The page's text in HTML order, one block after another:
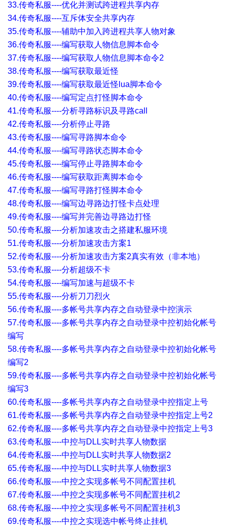
33.传奇私服----优化并测试跨进程共享内存
34.传奇私服----互斥体安全共享内存
35.传奇私服----辅助中加入跨进程共享人物对象
36.传奇私服----编写获取人物信息脚本命令
37.传奇私服----编写获取人物信息脚本命令2
38.传奇私服----编写获取最近怪
39.传奇私服----编写获取最近怪lua脚本命令
40.传奇私服----编写定点打怪脚本命令
41.传奇私服----分析寻路标识及寻路call
42.传奇私服----分析停止寻路
43.传奇私服----编写寻路脚本命令
44.传奇私服----编写寻路状态脚本命令
45.传奇私服----编写停止寻路脚本命令
46.传奇私服----编写获取距离脚本命令
47.传奇私服----编写寻路打怪脚本命令
48.传奇私服----编写边寻路边打怪卡点处理
49.传奇私服----编写并完善边寻路边打怪
50.传奇私服----分析加速攻击之搭建私服环境
51.传奇私服----分析加速攻击方案1
52.传奇私服----分析加速攻击方案2真实有效（非本地）
53.传奇私服----分析超级不卡
54.传奇私服----编写加速与超级不卡
55.传奇私服----分析刀刀烈火
56.传奇私服----多帐号共享内存之自动登录中控演示
57.传奇私服----多帐号共享内存之自动登录中控初始化帐号
编写
58.传奇私服----多帐号共享内存之自动登录中控初始化帐号
编写2
59.传奇私服----多帐号共享内存之自动登录中控初始化帐号
编写3
60.传奇私服----多帐号共享内存之自动登录中控指定上号
61.传奇私服----多帐号共享内存之自动登录中控指定上号2
62.传奇私服----多帐号共享内存之自动登录中控指定上号3
63.传奇私服----中控与DLL实时共享人物数据
64.传奇私服----中控与DLL实时共享人物数据2
65.传奇私服----中控与DLL实时共享人物数据3
66.传奇私服----中控之实现多帐号不同配置挂机
67.传奇私服----中控之实现多帐号不同配置挂机2
68.传奇私服----中控之实现多帐号不同配置挂机3
69.传奇私服----中控之实现选中帐号终止挂机